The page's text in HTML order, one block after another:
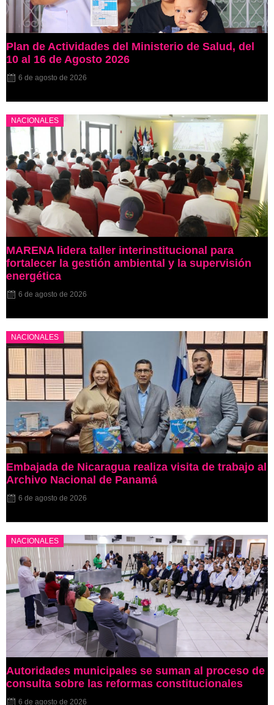
Plan de Actividades del Ministerio de Salud, del
10 al 16 de Agosto 2026
6 de agosto de 2026
NACIONALES
MARENA lidera taller interinstitucional para
fortalecer la gestión ambiental y la supervisión
energética
6 de agosto de 2026
NACIONALES
Embajada de Nicaragua realiza visita de trabajo al
Archivo Nacional de Panamá
6 de agosto de 2026
NACIONALES
Autoridades municipales se suman al proceso de
consulta sobre las reformas constitucionales
6 de agosto de 2026